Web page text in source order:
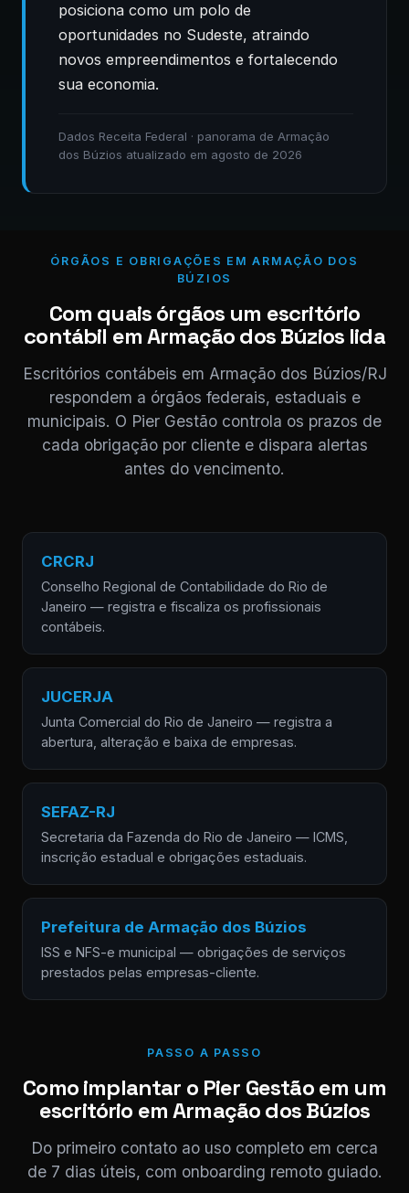
posiciona como um polo de
oportunidades no Sudeste, atraindo
novos empreendimentos e fortalecendo
sua economia.
Dados Receita Federal · panorama de Armação
dos Búzios atualizado em agosto de 2026
ÓRGÃOS E OBRIGAÇÕES EM ARMAÇÃO DOS
BÚZIOS
Com quais órgãos um escritório
contábil em Armação dos Búzios lida
Escritórios contábeis em Armação dos Búzios/RJ
respondem a órgãos federais, estaduais e
municipais. O Pier Gestão controla os prazos de
cada obrigação por cliente e dispara alertas
antes do vencimento.
CRCRJ
Conselho Regional de Contabilidade do Rio de
Janeiro — registra e fiscaliza os profissionais
contábeis.
JUCERJA
Junta Comercial do Rio de Janeiro — registra a
abertura, alteração e baixa de empresas.
SEFAZ-RJ
Secretaria da Fazenda do Rio de Janeiro — ICMS,
inscrição estadual e obrigações estaduais.
Prefeitura de Armação dos Búzios
ISS e NFS-e municipal — obrigações de serviços
prestados pelas empresas-cliente.
PASSO A PASSO
Como implantar o Pier Gestão em um
escritório em Armação dos Búzios
Do primeiro contato ao uso completo em cerca
de 7 dias úteis, com onboarding remoto guiado.